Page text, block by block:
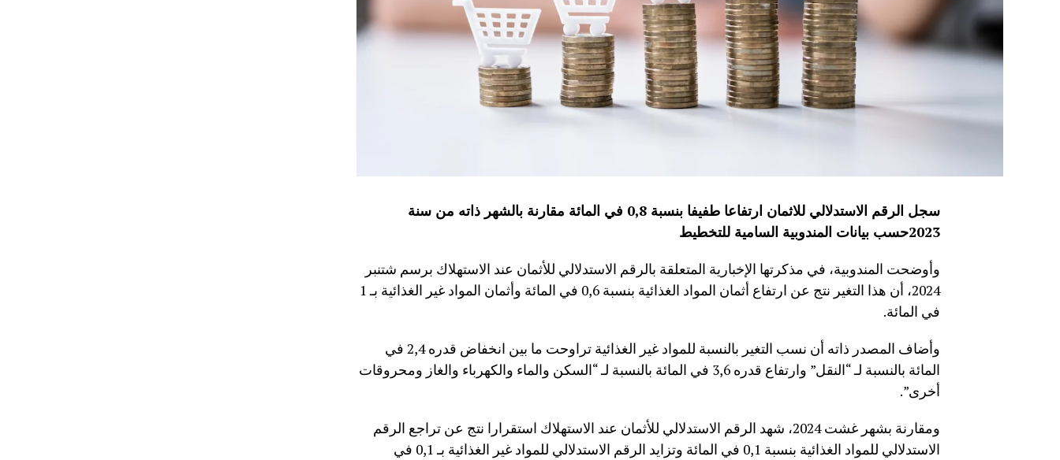
سجل الرقم الاستدلالي للاثمان ارتفاعا طفيفا بنسبة 0,8 في المائة مقارنة بالشهر ذاته من سنة
2023حسب بيانات المندوبية السامية للتخطيط
وأوضحت المندوبية، في مذكرتها الإخبارية المتعلقة بالرقم الاستدلالي للأثمان عند الاستهلاك برسم شتنبر
2024، أن هذا التغير نتج عن ارتفاع أثمان المواد الغذائية بنسبة 0,6 في المائة وأثمان المواد غير الغذائية بـ 1
في المائة.
وأضاف المصدر ذاته أن نسب التغير بالنسبة للمواد غير الغذائية تراوحت ما بين انخفاض قدره 2,4 في
المائة بالنسبة لـ “النقل” وارتفاع قدره 3,6 في المائة بالنسبة لـ “السكن والماء والكهرباء والغاز ومحروقات
أخرى”.
ومقارنة بشهر غشت 2024، شهد الرقم الاستدلالي للأثمان عند الاستهلاك استقرارا نتج عن تراجع الرقم
الاستدلالي للمواد الغذائية بنسبة 0,1 في المائة وتزايد الرقم الاستدلالي للمواد غير الغذائية بـ 0,1 في